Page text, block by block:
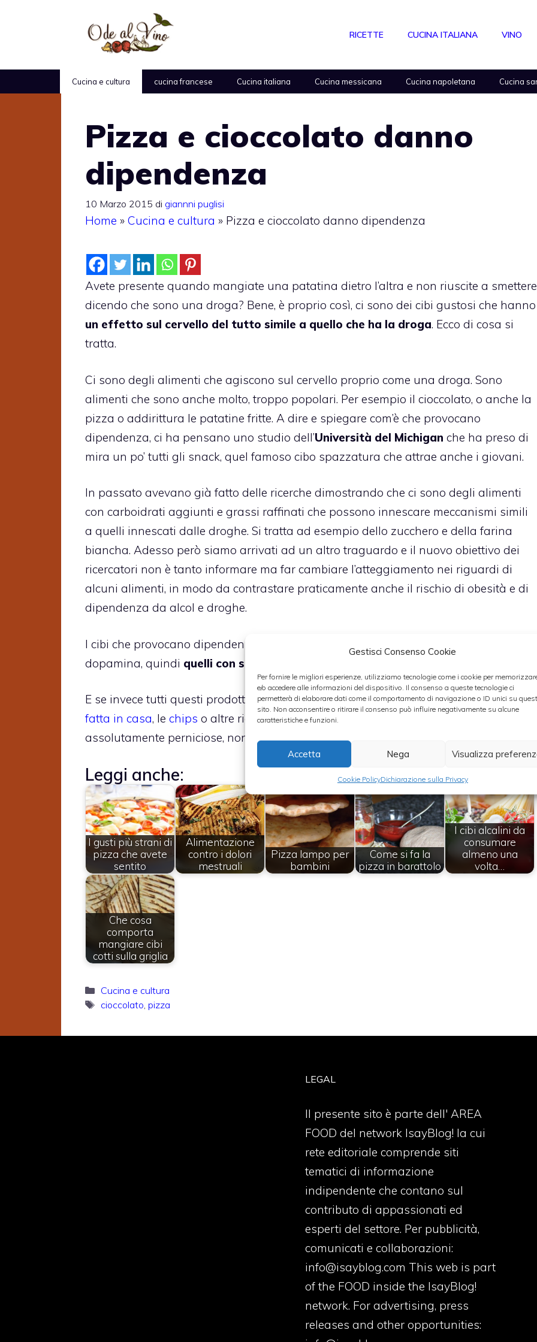
Gestisci Consenso Cookie
Per fornire le migliori esperienze, utilizziamo tecnologie come i cookie per
e/o accedere alle informazioni del dispositivo. Il consenso a queste tecnologie ci
permetterà di elaborare dati come il comportamento di navigazione o ID unici su
sito. Non acconsentire o ritirare il consenso può influire negativamente su alcune
caratteristiche e funzioni.
Accetta Nega Visualizza
Cookie PolicyDichiarazione sulla Privacy
RICETTE CUCINA ITALIANA VINO
Cucina e cultura cucina francese Cucina italiana Cucina messicana Cucina napoletana Cucina
Pizza e cioccolato danno
dipendenza
10 Marzo 2015 di giannni puglisi
Home » Cucina e cultura » Pizza e cioccolato danno dipendenza
Avete presente quando mangiate una patatina dietro l’altra e non riuscite a smettere
dicendo che sono una droga? Bene, è proprio così, ci sono dei cibi gustosi che hanno
un effetto sul cervello del tutto simile a quello che ha la droga. Ecco di cosa si
tratta.
Ci sono degli alimenti che agiscono sul cervello proprio come una droga. Sono
alimenti che sono anche molto, troppo popolari. Per esempio il cioccolato, o anche la
pizza o addirittura le patatine fritte. A dire e spiegare com’è che provocano
dipendenza, ci ha pensano uno studio dell’Università del Michigan che ha preso di
mira un po’ tutti gli snack, quel famoso cibo spazzatura che attrae anche i giovani.
In passato avevano già fatto delle ricerche dimostrando che ci sono degli alimenti
con carboidrati aggiunti e grassi raffinati che possono innescare meccanismi simili
a quelli innescati dalle droghe. Si tratta ad esempio dello zucchero e della farina
biancha. Adesso però siamo arrivati ad un altro traguardo e il nuovo obiettivo dei
ricercatori non è tanto informare ma far cambiare l’atteggiamento nei riguardi di
alcuni alimenti, in modo da contrastare praticamente anche il rischio di obesità e di
dipendenza da alcol e droghe.
I cibi che provocano dipendenza sono quelli che riescono ad agire sui recettori della
dopamina, quindi quelli con sale, zucchero e grassi aggiunti
E se invece tutti questi prodotti si realizzassero in casa? In realtà anche la pizza
fatta in casa, le chips o altre ricette abase di cioccolato
, possono essere
assolutamente perniciose, non trovate?
Leggi anche:
I gusti più strani di
pizza che avete
sentito
Alimentazione
contro i dolori
mestruali
Pizza lampo per
bambini
Come si fa la
pizza in barattolo
I cibi alcalini da
consumare
almeno una
volta…
Che cosa
comporta
mangiare cibi
cotti sulla griglia
Categorie
Cucina e cultura
Tag
cioccolato pizza
LEGAL
Il presente sito è parte dell' AREA
FOOD del network IsayBlog! la cui
rete editoriale comprende siti
tematici di informazione
indipendente che contano sul
contributo di appassionati ed
esperti del settore. Per pubblicità,
comunicati e collaborazioni:
info@isayblog.com This web is part
of the FOOD inside the IsayBlog!
network. For advertising, press
releases and other opportunities: